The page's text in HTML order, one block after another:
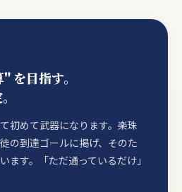
を目指す。
初めて武器になります。楽珠
の到達ゴールに掲げ、そのた
ます。「ただ通っているだけ」